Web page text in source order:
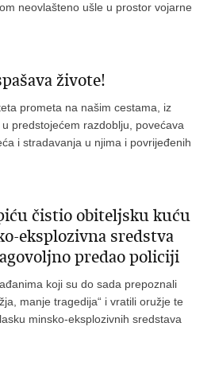
neovlašteno ušle u prostor vojarne
živote!
prometa na našim cestama, iz
predstojećem razdoblju, povećava
i stradavanja u njima i povrijeđenih
čistio obiteljsku kuću
eksplozivna sredstva
predao policiji
koji su do sada prepoznali
manje tragedija“ i vratili oružje te
minsko-eksplozivnih sredstava